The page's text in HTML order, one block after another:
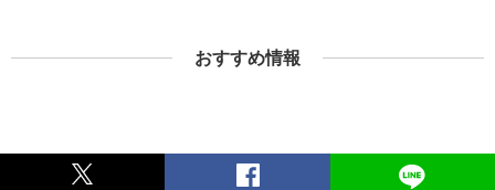
おすすめ情報